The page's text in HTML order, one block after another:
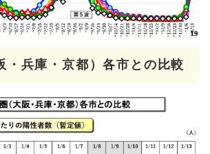
・兵庫・京都）各市との比較